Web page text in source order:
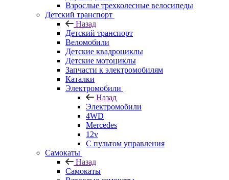
Взрослые трехколесные велосипеды
Детский транспорт
Назад
Детский транспорт
Веломобили
Детские квадроциклы
Детские мотоциклы
Запчасти к электромобилям
Каталки
Электромобили
Назад
Электромобили
4WD
Mercedes
12v
С пультом управления
Самокаты
Назад
Самокаты